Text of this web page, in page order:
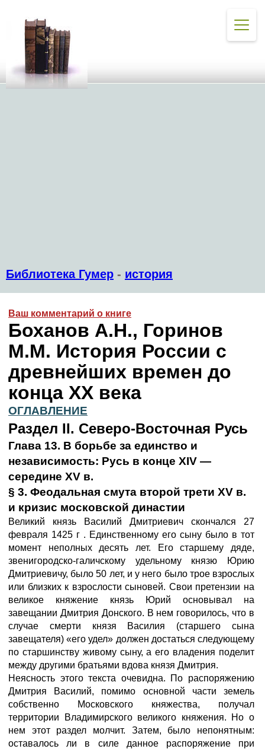
Библиотека Гумер - история
Ваш комментарий о книге
Боханов А.Н., Горинов
М.М. История России с
древнейших времен до
конца XX века
ОГЛАВЛЕНИЕ
Раздел II. Северо-Восточная Русь
Глава 13. В борьбе за единство и
независимость: Русь в конце XIV —
середине XV в.
§ 3. Феодальная смута второй трети XV в.
и кризис московской династии
Великий князь Василий Дмитриевич скончался 27
февраля 1425 г . Единственному его сыну было в тот
момент неполных десять лет. Его старшему дяде,
звенигородско-галичскому удельному князю Юрию
Дмитриевичу, было 50 лет, и у него было трое взрослых
или близких к взрослости сыновей. Свои претензии на
великое княжение князь Юрий основывал на
завещании Дмитрия Донского. В нем говорилось, что в
случае смерти князя Василия (старшего сына
завещателя) «его удел» должен достаться следующему
по старшинству живому сыну, а его владения поделит
между другими братьями вдова князя Дмитрия.
Неясность этого текста очевидна. По распоряжению
Дмитрия Василий, помимо основной части земель
собственно Московского княжества, получал
территории Владимирского великого княжения. Но о
нем этот раздел молчит. Затем, было непонятным:
оставалось ли в силе данное распоряжение при